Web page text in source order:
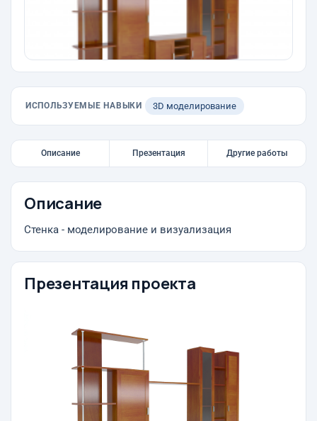
ИСПОЛЬЗУЕМЫЕ НАВЫКИ 3D моделирование
Описание Презентация Другие работы
Описание
Стенка - моделирование и визуализация
Презентация проекта